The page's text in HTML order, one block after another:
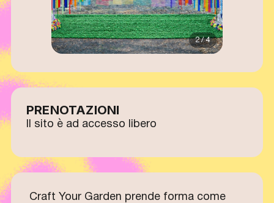
2 / 4
PRENOTAZIONI
Il sito è ad accesso libero
Craft Your Garden prende forma come